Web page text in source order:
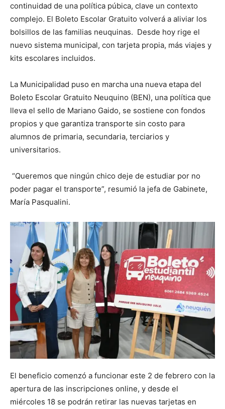
continuidad de una política púbica, clave un contexto
complejo. El Boleto Escolar Gratuito volverá a aliviar los
bolsillos de las familias neuquinas. Desde hoy rige el
nuevo sistema municipal, con tarjeta propia, más viajes y
kits escolares incluidos.
La Municipalidad puso en marcha una nueva etapa del
Boleto Escolar Gratuito Neuquino (BEN), una política que
lleva el sello de Mariano Gaido, se sostiene con fondos
propios y que garantiza transporte sin costo para
alumnos de primaria, secundaria, terciarios y
universitarios.
“Queremos que ningún chico deje de estudiar por no
poder pagar el transporte”, resumió la jefa de Gabinete,
María Pasqualini.
El beneficio comenzó a funcionar este 2 de febrero con la
apertura de las inscripciones online, y desde el
miércoles 18 se podrán retirar las nuevas tarjetas en